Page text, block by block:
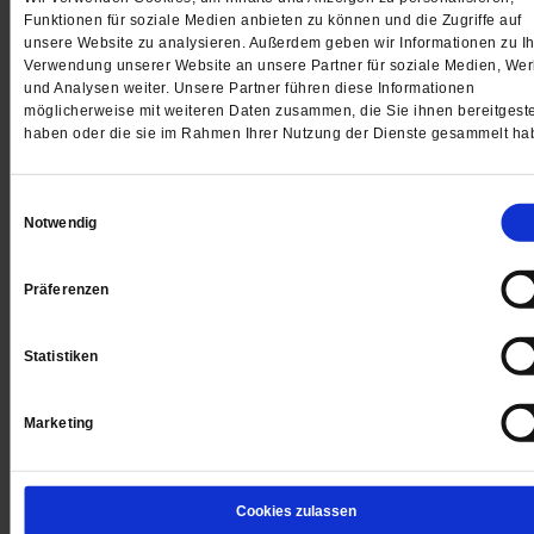
Funktionen für soziale Medien anbieten zu können und die Zugriffe auf
unsere Website zu analysieren. Außerdem geben wir Informationen zu
Verwendung unserer Website an unsere Partner für soziale Medien,
und Analysen weiter. Unsere Partner führen diese Informationen
möglicherweise mit weiteren Daten zusammen, die Sie ihnen
haben oder die sie im Rahmen Ihrer Nutzung der Dienste gesammelt
Notwendig
Präferenzen
Statistiken
Marketing
Cookies zulassen
Streitfragen zur Zukunft Brauchen Kinder
Religion?
Leserstimmen Die Schulleiterin Ulrike von Chossy
»Nein«, der Erziehungswissenschaftler Volker
sagte »Ja«. Nun drucken wir Ihre Zuschriften ab /
Die Wunden auf dem Balkan bluten noch
Das Gift des Nationalismus und der einsame Kampf
Jugoslawien
Glauben & Streiten